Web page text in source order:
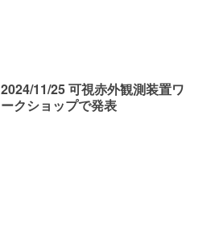
2024/11/25 可視赤外観測装置ワ
ークショップで発表